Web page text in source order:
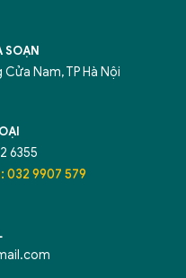
SOẠN
Nam, TP Hà Nội
6355
032 9907 579